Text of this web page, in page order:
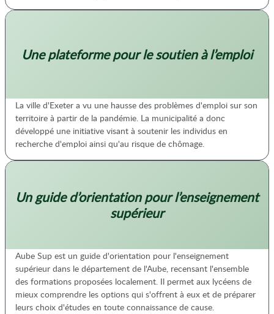
Une plateforme pour le soutien à l’emploi
La ville d'Exeter a vu une hausse des problèmes d'emploi sur son
territoire à partir de la pandémie. La municipalité a donc
développé une initiative visant à soutenir les individus en
recherche d'emploi ainsi qu'au risque de chômage.
Un guide d’orientation pour l’enseignement
supérieur
Aube Sup est un guide d'orientation pour l'enseignement
supérieur dans le département de l'Aube, recensant l'ensemble
des formations proposées localement. Il permet aux lycéens de
mieux comprendre les options qui s'offrent à eux et de préparer
leurs choix d'études en toute connaissance de cause.